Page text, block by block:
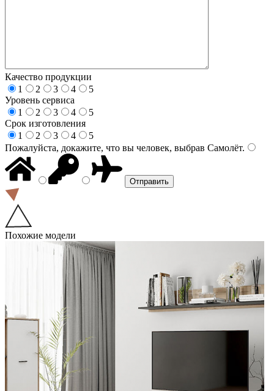
Качество продукции
1
2 3 4
5
Уровень сервиса
1
2 3 4
5
Срок изготовления
1
2 3 4
5
Пожалуйста, докажите, что вы человек, выбрав Самолёт.
Похожие модели